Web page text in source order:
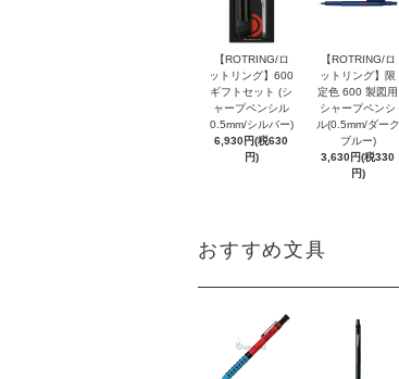
【ROTRING/ロ
ットリング】600
ギフトセット (シ
ャープペンシル
0.5mm/シルバー)
6,930円(税630
円)
【ROTRING/ロ
ットリング】限
定色 600 製図用
シャープペンシ
ル(0.5mm/ダーク
ブルー)
3,630円(税330
円)
おすすめ文具